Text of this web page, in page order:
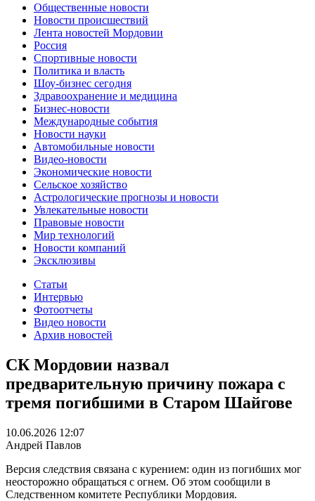
Общественные новости
Новости происшествий
Лента новостей Мордовии
Россия
Спортивные новости
Политика и власть
Шоу-бизнес сегодня
Здравоохранение и медицина
Бизнес-новости
Международные события
Новости науки
Автомобильные новости
Видео-новости
Экономические новости
Сельское хозяйство
Астрологические прогнозы и новости
Увлекательные новости
Правовые новости
Мир технологий
Новости компаний
Эксклюзивы
Статьи
Интервью
Фотоотчеты
Видео новости
Архив новостей
СК Мордовии назвал
предварительную причину пожара с
тремя погибшими в Старом Шайгове
10.06.2026 12:07
Андрей Павлов
Версия следствия связана с курением: один из погибших мог
неосторожно обращаться с огнем. Об этом сообщили в
Следственном комитете Республики Мордовия.